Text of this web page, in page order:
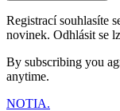
Registrací souhlasíte
novinek. Odhlásit se
By subscribing you
anytime.
NOTIA.